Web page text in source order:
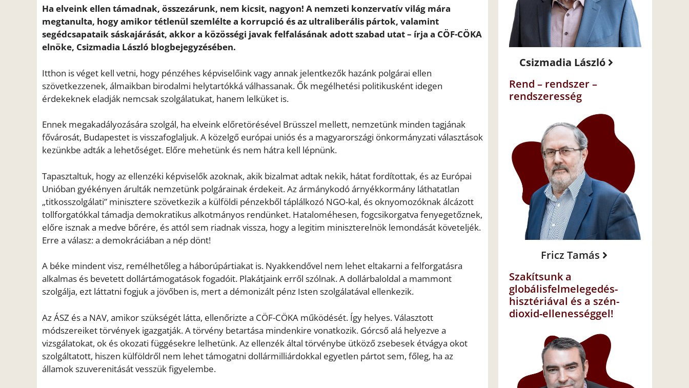
Ha elveink ellen támadnak, összezárunk, nem kicsit, nagyon! A nemzeti konzervatív világ mára
megtanulta, hogy amikor tétlenül szemlélte a korrupció és az ultraliberális pártok, valamint
segédcsapataik sáskajárását, akkor a közösségi javak felfalásának adott szabad utat – írja a CÖF-CÖKA
elnöke, Csizmadia László blogbejegyzésében.
Itthon is véget kell vetni, hogy pénzéhes képviselőink vagy annak jelentkezők hazánk polgárai ellen
szövetkezzenek, álmaikban birodalmi helytartókká válhassanak. Ők megélhetési politikusként idegen
érdekeknek eladják nemcsak szolgálatukat, hanem lelküket is.
Ennek megakadályozására szolgál, ha elveink előretörésével Brüsszel mellett, nemzetünk minden tagjának
fővárosát, Budapestet is visszafoglaljuk. A közelgő európai uniós és a magyarországi önkormányzati választások
kezünkbe adták a lehetőséget. Előre mehetünk és nem hátra kell lépnünk.
Tapasztaltuk, hogy az ellenzéki képviselők azoknak, akik bizalmat adtak nekik, hátat fordítottak, és az Európai
Unióban gyékényen árulták nemzetünk polgárainak érdekeit. Az ármánykodó árnyékkormány láthatatlan
„titkosszolgálati” minisztere szövetkezik a külföldi pénzekből táplálkozó NGO-kal, és oknyomozóknak álcázott
tollforgatókkal támadja demokratikus alkotmányos rendünket. Hataloméhesen, fogcsikorgatva fenyegetőznek,
előre isznak a medve bőrére, és attól sem riadnak vissza, hogy a legitim miniszterelnök lemondását követeljék.
Erre a válasz: a demokráciában a nép dönt!
A béke mindent visz, remélhetőleg a háborúpártiakat is. Nyakkendővel nem lehet eltakarni a felforgatásra
alkalmas és bevetett dollártámogatások fogadóit. Plakátjaink erről szólnak. A dollárbaloldal a mammont
szolgálja, ezt láttatni fogjuk a jövőben is, mert a démonizált pénz Isten szolgálatával ellenkezik.
Az ÁSZ és a NAV, amikor szükségét látta, ellenőrizte a CÖF-CÖKA működését. Így helyes. Választott
módszereiket törvények igazgatják. A törvény betartása mindenkire vonatkozik. Górcső alá helyezve a
vizsgálatokat, ok és okozati függésekre lelhetünk. Az ellenzék által törvénybe ütköző zsebesek étvágya okot
szolgáltatott, hiszen külföldről nem lehet támogatni dollármilliárdokkal egyetlen pártot sem, főleg, ha az
államok szuverenitását vesszük figyelembe.
Csizmadia László
Rend – rendszer –
rendszeresség
Fricz Tamás
Szakítsunk a
globálisfelmelegedés-
hisztériával és a szén-
dioxid-ellenességgel!